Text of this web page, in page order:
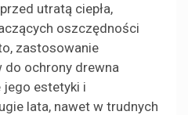
utratą ciepła,
oszczędności
zastosowanie
ochrony drewna
jego estetyki i
lata, nawet w trudnych